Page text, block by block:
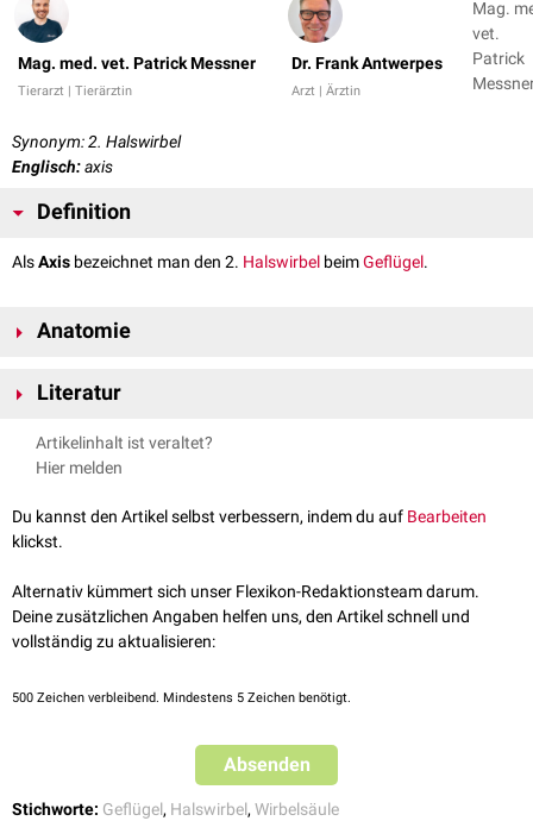
Mag. med. vet. Patrick Messner
Tierarzt | Tierärztin
Dr. Frank Antwerpes
Arzt | Ärztin
Mag.
vet.
Patrick
Synonym: 2. Halswirbel
Englisch:axis
Definition
AlsAxis bezeichnet man den 2. Halswirbel beimGeflügel.
Anatomie
gelenkiger Verbindung.
Morphologie
Der Axis besitzt einen langen Körper, der als Corpus axis bezeichnet wird.
muldenförmig ausgebildet und wird von einem zapfenförmigen Fortsatz,
dem Dens axis, überragt. Der Dens axis trägt auf seiner
Die kaudale und sattelförmig gestaltete Gelenkfläche des Axis wird als
Facies articularis caudalis bezeichnet. Sie ist in
laterolateraler
Richtung
konvex, in dorsoventraler
Arcus axis spannt sich über das Foramen vertebrale aus und trägt an
Arcus axis ist jeweils ein Processus articularis cranialis und caudalis
sowie in der Medianen der plattenförmige Processus spinosus
ausgebildet.
Literatur
Nickel, Richard, August Schummer, Eugen Seiferle. Band V: Geflügel.
Parey, 2004.
Anatomica Avium. 2nd edition. Cambridge, Massachusetts.
Published by the Club, 1993.
Artikelinhalt ist veraltet?
Hier melden
Du kannst den Artikel selbst verbessern, indem du auf Bearbeiten
klickst.
Alternativ kümmert sich unser Flexikon-Redaktionsteam darum.
Deine zusätzlichen Angaben helfen uns, den Artikel schnell und
vollständig zu aktualisieren:
500 Zeichen verbleibend. Mindestens 5 Zeichen benötigt.
Absenden
Stichworte: Geflügel, Halswirbel, Wirbelsäule